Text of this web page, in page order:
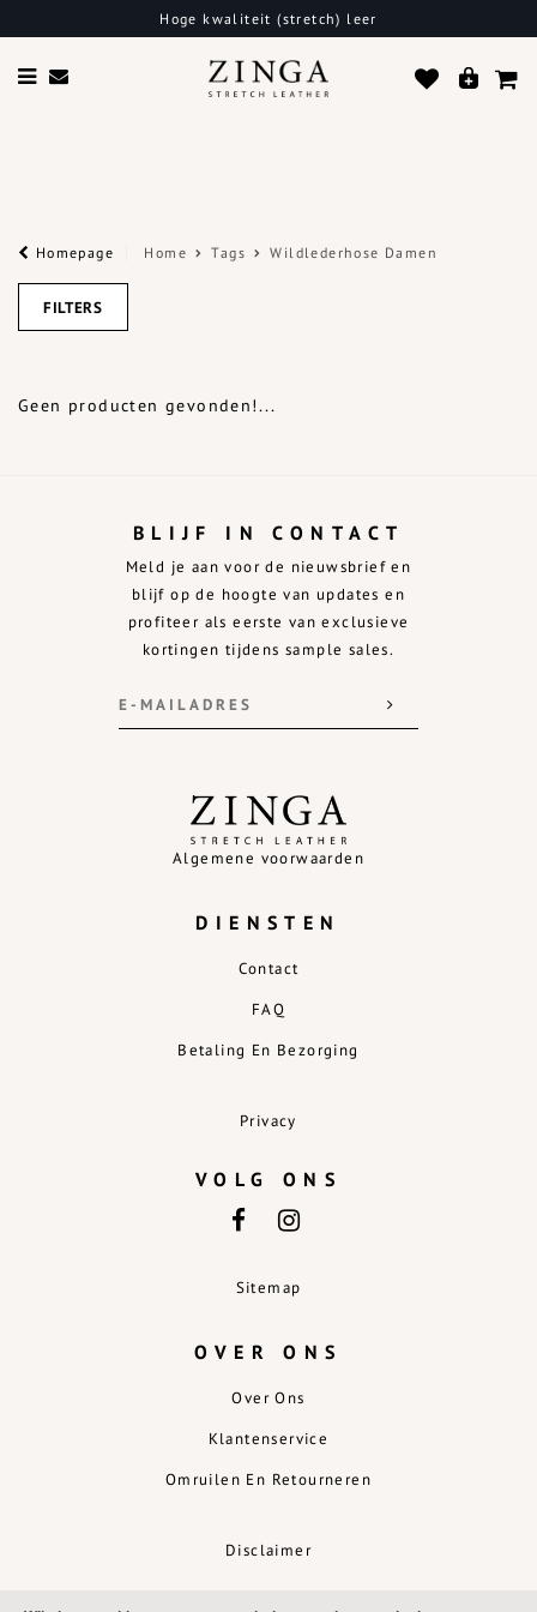
Hoge kwaliteit (stretch) leer
Homepage Home Tags Wildlederhose Damen
FILTERS
Geen producten gevonden!...
Algemene voorwaarden
DIENSTEN
Contact
FAQ
Betaling En Bezorging
Privacy
OVER ONS
Over Ons
Klantenservice
Omruilen En Retourneren
Disclaimer
VOLG ONS
Sitemap
BLIJF IN CONTACT
Meld je aan voor de nieuwsbrief en
blijf op de hoogte van updates en
profiteer als eerste van exclusieve
kortingen tijdens sample sales.